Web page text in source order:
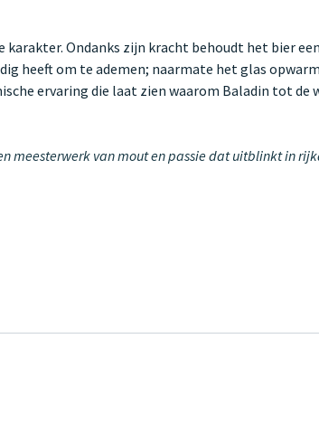
Ondanks zijn kracht behoudt het bier
heeft om te ademen; naarmate het glas
ervaring die laat zien waarom Baladin tot de
meesterwerk van mout en passie dat uitblinkt in